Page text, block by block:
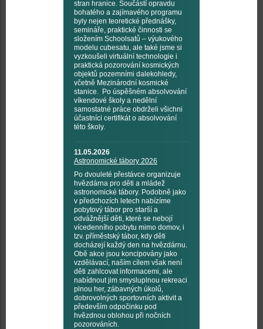
stran hranice. Součástí opravdu
bohatého a zajímavého programu
byly nejen teoretické přednášky,
semináře, praktické činnosti se
složením Schoolsatů – výukového
modelu cubesatu, ale také jsme si
vyzkoušeli virtuální technologie i
praktická pozorování kosmických
objektů pozemními dalekohledy,
včetně Mezinárodní kosmické
stanice. Po úspěšném absolvování
víkendové školy a nedělní
samostatné práce obdrželi všichni
účastníci certifikát o absolvování
této školy.
11.05.2026
Astronomické tábory 2026
Po dvouleté přestávce organizuje
hvězdárna pro děti a mládež
astronomické tábory. Podobně jako
v předchozích letech nabízíme
pobytový tábor pro starší a
odvážnější děti, které se nebojí
vícedenního pobytu mimo domov, i
tzv. příměstský tábor, kdy děti
docházejí každý den na hvězdárnu.
Obě akce jsou koncipovány jako
vzdělávací, naším cílem však není
děti zahlcovat informacemi, ale
nabídnout jim smysluplnou rekreaci
plnou her, zábavných úkolů,
dobrovolných sportovních aktivit a
především odpočinku pod
hvězdnou oblohou při nočních
pozorováních.